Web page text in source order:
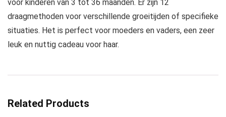
voor kinderen van 3 tot 36 maanden. Er zijn 12
draagmethoden voor verschillende groeitijden of specifieke
situaties. Het is perfect voor moeders en vaders, een zeer
leuk en nuttig cadeau voor haar.
Related Products